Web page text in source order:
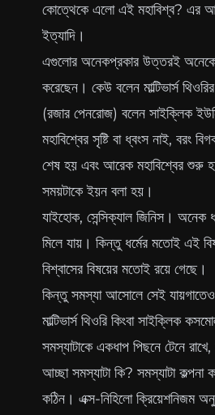
কোত্থেকে এলো এই মহাবিশ্ব? এর
ইত্যাদি।
এগুলোর অনেকপ্রকার উত্তরই অনেকে
করেছেন। কেউ বলেন মাল্টিভার্স
(রজার পেনরোজ) বলেন সাইক্লিক
মহাবিশ্বের সৃষ্টি বা ধ্বংস নাই, বরং
শেষ হয় এবং আরেক মহাবিশ্বের শুরু
সময়টাকে ইয়ন বলা হয়।
যাইহোক, সেন্সিক্যাল জিনিস। অনেক
মিলে যায়। কিন্তু ধর্মের মতোই এই
বিশ্বাসের বিষয়ের মতোই রয়ে গেছে।
কিন্তু সমস্যা আসোলে সেই
মাল্টিভার্স থিওরি কিংবা সাইক্লিক
সমস্যাটাকে একধাপ পিছনে টেনে রাখে,
আচ্ছা সমস্যাটা কি? সমস্যাটা কল্পনা
কঠিন। এক্স-নিহিলো ক্রিয়েশনিজম